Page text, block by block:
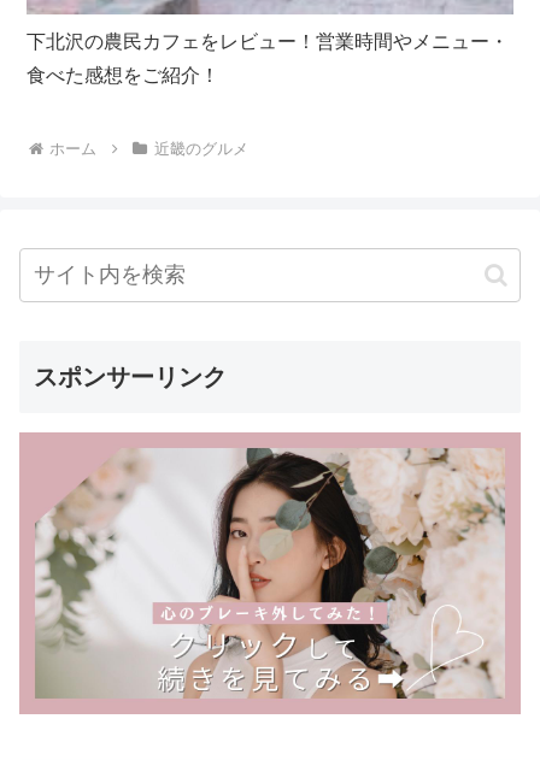
下北沢の農民カフェをレビュー！営業時間やメニュー・
食べた感想をご紹介！
ホーム 近畿のグルメ
スポンサーリンク